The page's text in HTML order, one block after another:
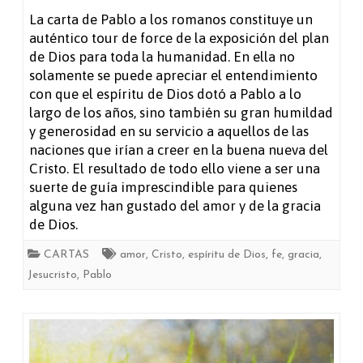
A
los
La carta de Pablo a los romanos constituye un
auténtico tour de force de la exposición del plan
de Dios para toda la humanidad. En ella no
solamente se puede apreciar el entendimiento
con que el espíritu de Dios dotó a Pablo a lo
largo de los años, sino también su gran humildad
y generosidad en su servicio a aquellos de las
naciones que irían a creer en la buena nueva del
Cristo. El resultado de todo ello viene a ser una
suerte de guía imprescindible para quienes
alguna vez han gustado del amor y de la gracia
de Dios.
CARTAS amor, Cristo, espíritu de Dios, fe, gracia,
Jesucristo, Pablo